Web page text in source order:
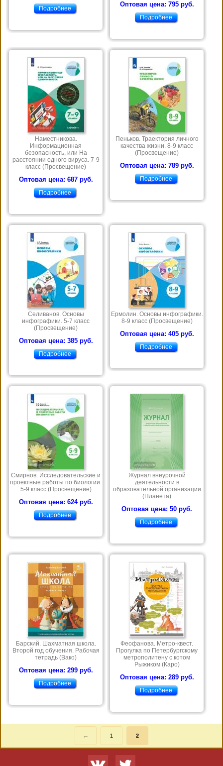
Подробнее
Оптовая цена: 795 руб.
Подробнее
Наместникова.
Информационная
безопасность, или На
расстоянии одного вируса. 7-9
класс (Просвещение)
Оптовая цена: 687 руб.
Подробнее
Пеньков. Траектория личного
качества жизни. 8-9 класс
(Просвещение)
Оптовая цена: 789 руб.
Подробнее
Селиванов. Основы
инфографики. 5-7 класс
(Просвещение)
Оптовая цена: 385 руб.
Подробнее
Ермолин. Основы инфографики.
8-9 класс (Просвещение)
Оптовая цена: 405 руб.
Подробнее
Смирнов. Исследовательские и
проектные работы по биологии.
5-9 класс (Просвещение)
Оптовая цена: 624 руб.
Подробнее
Журнал внеурочной
деятельности в
образовательной организации
(Планета)
Оптовая цена: 50 руб.
Подробнее
Барский. Шахматная школа.
Второй год обучения. Рабочая
тетрадь (Вако)
Оптовая цена: 299 руб.
Подробнее
Феофанова. Метро-квест.
Прогулка по Петербургскому
метрополитену с котом
Рыжиком (Каро)
Оптовая цена: 289 руб.
Подробнее
← 1 2